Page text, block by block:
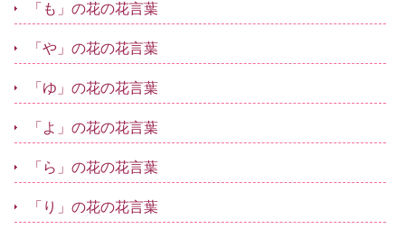
「も」の花の花言葉
「や」の花の花言葉
「ゆ」の花の花言葉
「よ」の花の花言葉
「ら」の花の花言葉
「り」の花の花言葉